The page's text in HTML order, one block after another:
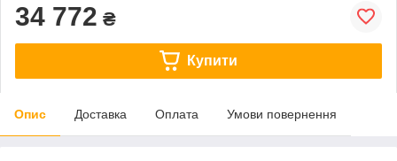
34 772 ₴
Купити
Опис Доставка Оплата Умови повернення